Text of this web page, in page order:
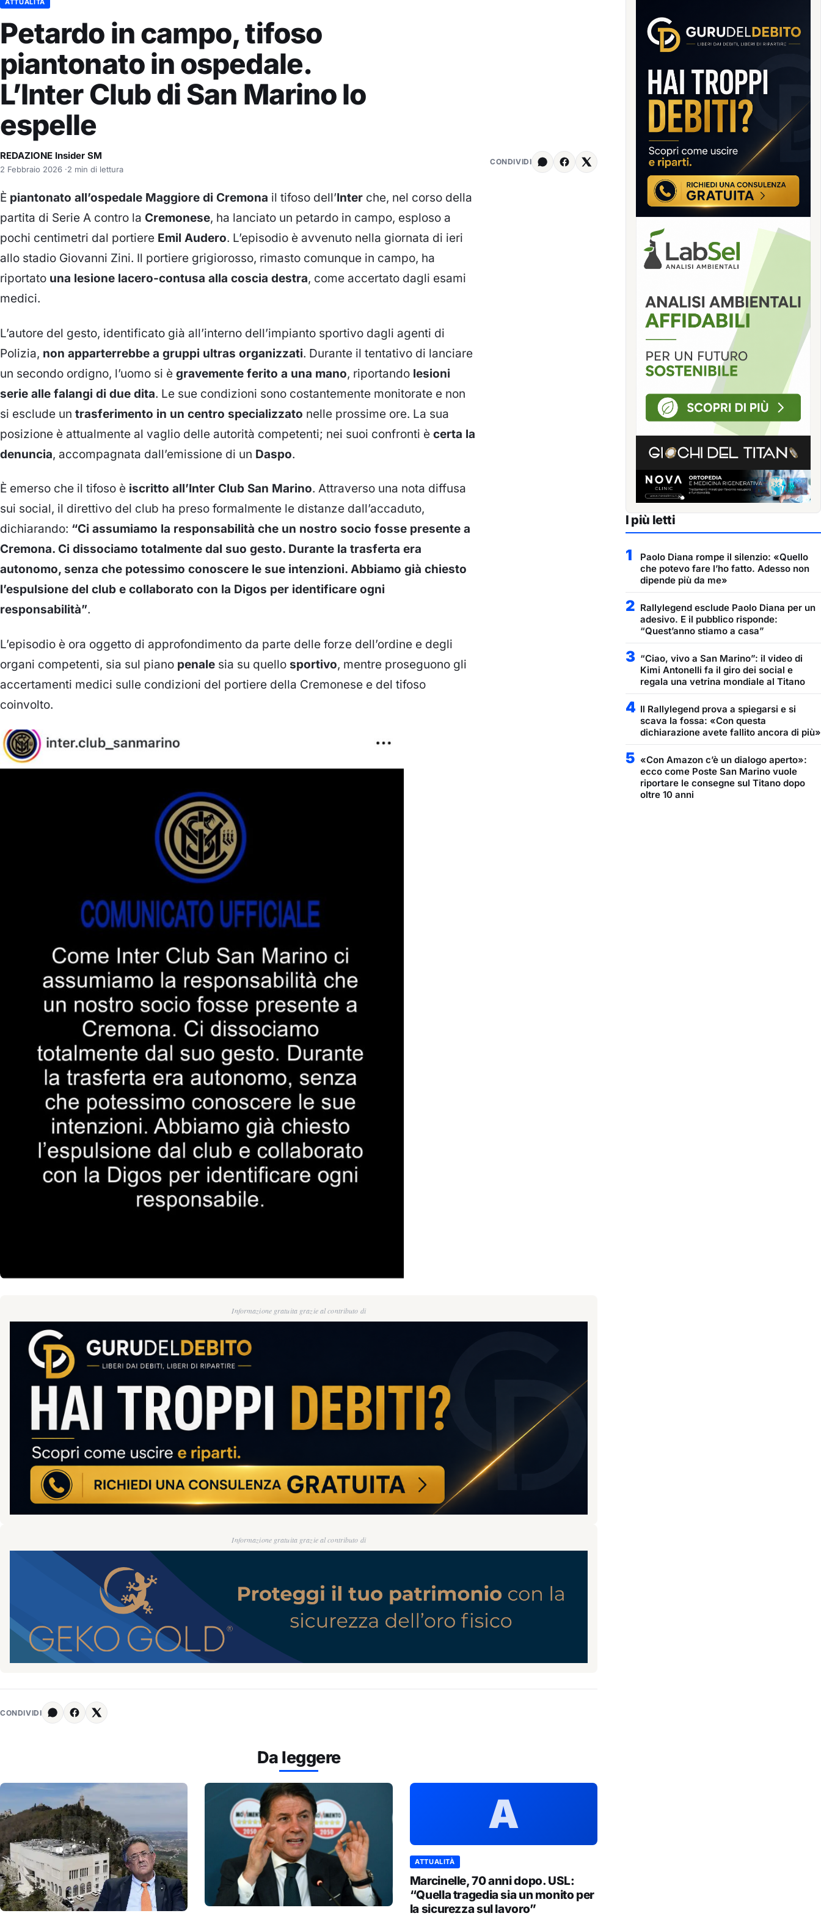
ATTUALITÀ
Petardo in campo, tifoso
piantonato in ospedale.
L’Inter Club di San Marino lo
espelle
REDAZIONE Insider SM
2 Febbraio 2026 ·2 min di lettura
CONDIVIDI
È piantonato all’ospedale Maggiore di Cremona il tifoso dell’Inter che, nel corso della
partita di Serie A contro la Cremonese, ha lanciato un petardo in campo, esploso a
pochi centimetri dal portiere Emil Audero. L’episodio è avvenuto nella giornata di ieri
allo stadio Giovanni Zini. Il portiere grigiorosso, rimasto comunque in campo, ha
riportato una lesione lacero-contusa alla coscia destra, come accertato dagli esami
medici.
L’autore del gesto, identificato già all’interno dell’impianto sportivo dagli agenti di
Polizia, non apparterrebbe a gruppi ultras organizzati. Durante il tentativo di lanciare
un secondo ordigno, l’uomo si è gravemente ferito a una mano, riportando lesioni
serie alle falangi di due dita. Le sue condizioni sono costantemente monitorate e non
si esclude un trasferimento in un centro specializzato nelle prossime ore. La sua
posizione è attualmente al vaglio delle autorità competenti; nei suoi confronti è certa la
denuncia, accompagnata dall’emissione di un Daspo.
È emerso che il tifoso è iscritto all’Inter Club San Marino. Attraverso una nota diffusa
sui social, il direttivo del club ha preso formalmente le distanze dall’accaduto,
dichiarando: “Ci assumiamo la responsabilità che un nostro socio fosse presente a
Cremona. Ci dissociamo totalmente dal suo gesto. Durante la trasferta era
autonomo, senza che potessimo conoscere le sue intenzioni. Abbiamo già chiesto
l’espulsione del club e collaborato con la Digos per identificare ogni
responsabilità”.
L’episodio è ora oggetto di approfondimento da parte delle forze dell’ordine e degli
organi competenti, sia sul piano penale sia su quello sportivo, mentre proseguono gli
accertamenti medici sulle condizioni del portiere della Cremonese e del tifoso
coinvolto.
Informazione gratuita grazie al contributo di
Informazione gratuita grazie al contributo di
CONDIVIDI
Da leggere
A
ATTUALITÀ
Marcinelle, 70 anni dopo. USL:
“Quella tragedia sia un monito per
la sicurezza sul lavoro”
I più letti
1
Paolo Diana rompe il silenzio: «Quello
che potevo fare l’ho fatto. Adesso non
dipende più da me»
2 Rallylegend esclude Paolo Diana per un
adesivo. E il pubblico risponde:
“Quest’anno stiamo a casa”
3 “Ciao, vivo a San Marino”: il video di
Kimi Antonelli fa il giro dei social e
regala una vetrina mondiale al Titano
4 Il Rallylegend prova a spiegarsi e si
scava la fossa: «Con questa
dichiarazione avete fallito ancora di più»
5 «Con Amazon c’è un dialogo aperto»:
ecco come Poste San Marino vuole
riportare le consegne sul Titano dopo
oltre 10 anni